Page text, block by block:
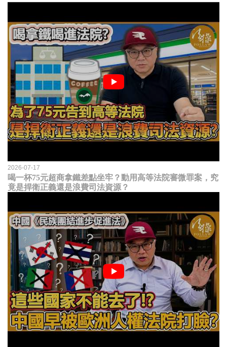
2026-07-17
喝一杯75元超商拿鐵差點坐牢？動用高等法院審微罪案，究
竟是捍衛正義還是浪費司法資源？